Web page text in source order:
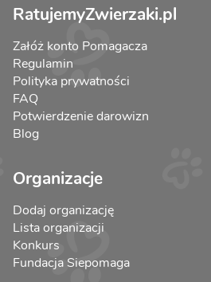
RatujemyZwierzaki.pl
Załóż konto Pomagacza
Regulamin
Polityka prywatności
FAQ
Potwierdzenie darowizn
Blog
Organizacje
Dodaj organizację
Lista organizacji
Konkurs
Fundacja Siepomaga